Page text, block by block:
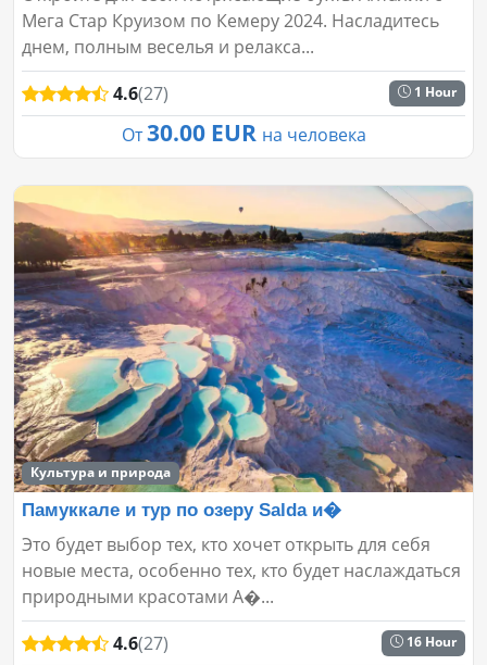
Мега Стар Круизом по Кемеру 2024. Насладитесь
днем, полным веселья и релакса...
4.6(27) 1 Hour
От 30.00 EUR на человека
Культура и природа
Памуккале и тур по озеру Salda и�
Это будет выбор тех, кто хочет открыть для себя
новые места, особенно тех, кто будет наслаждаться
природными красотами А�...
4.6(27) 16 Hour